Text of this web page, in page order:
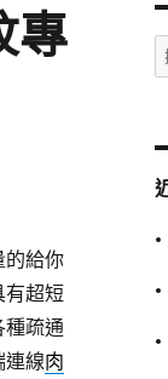
專
的給你
有超短
疏通
連線肉
搜
尋